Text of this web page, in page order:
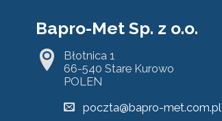
Bapro-Met Sp. z o.o.
Błotnica 1
66-540 Stare Kurowo
POLEN
poczta@bapro-met.com.pl